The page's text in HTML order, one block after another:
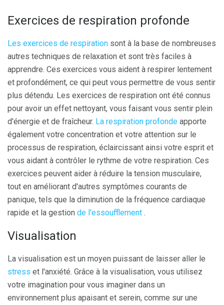
Exercices de respiration profonde
Les exercices de respiration sont à la base de nombreuses
autres techniques de relaxation et sont très faciles à
apprendre. Ces exercices vous aident à respirer lentement
et profondément, ce qui peut vous permettre de vous sentir
plus détendu. Les exercices de respiration ont été connus
pour avoir un effet nettoyant, vous faisant vous sentir plein
d'énergie et de fraîcheur. La respiration profonde apporte
également votre concentration et votre attention sur le
processus de respiration, éclaircissant ainsi votre esprit et
vous aidant à contrôler le rythme de votre respiration. Ces
exercices peuvent aider à réduire la tension musculaire,
tout en améliorant d'autres symptômes courants de
panique, tels que la diminution de la fréquence cardiaque
rapide et la gestion de l'essoufflement .
Visualisation
La visualisation est un moyen puissant de laisser aller le
stress et l'anxiété. Grâce à la visualisation, vous utilisez
votre imagination pour vous imaginer dans un
environnement plus apaisant et serein, comme sur une